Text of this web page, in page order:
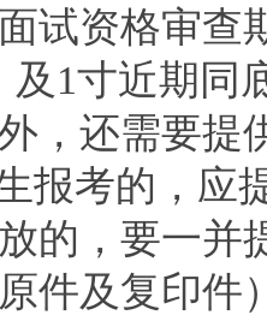
试资格审查
及1寸近期同
，还需要提
报考的，应
的，要一并
件及复印件